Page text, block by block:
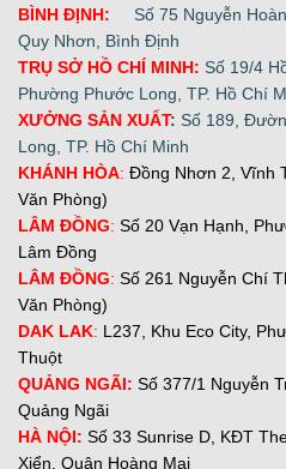
BÌNH ĐỊNH:
Số 75 Nguyễn
Quy Nhơn, Bình Định
TRỤ SỞ HỒ CHÍ MINH: Số 19/4
Phường Phước Long, TP. Hồ Chí
XƯỞNG SẢN XUẤT: Số 189,
Long, TP. Hồ Chí Minh
KHÁNH HÒA: Đồng Nhơn 2, Vĩnh
Văn Phòng)
LÂM ĐỒNG: Số 20 Vạn Hạnh,
Lâm Đồng
LÂM ĐỒNG: Số 261 Nguyễn Chí
Văn Phòng)
DAK LAK: L237, Khu Eco City,
Thuột
QUẢNG NGÃI: Số 377/1 Nguyễn
Quảng Ngãi
HÀ NỘI: Số 33 Sunrise D, KĐT
Xiển, Quận Hoàng Mai